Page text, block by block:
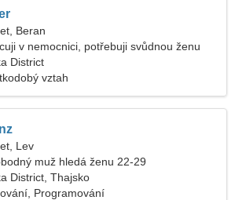
Beran
v nemocnici, potřebuji svůdnou ženu
District
vztah
Lev
muž hledá ženu 22-29
District, Thajsko
Programování